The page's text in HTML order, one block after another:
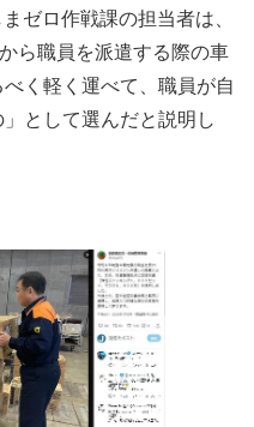
ゼロ作戦課の担当者は、
ら職員を派遣する際の車
く軽く運べて、職員が自
として選んだと説明し